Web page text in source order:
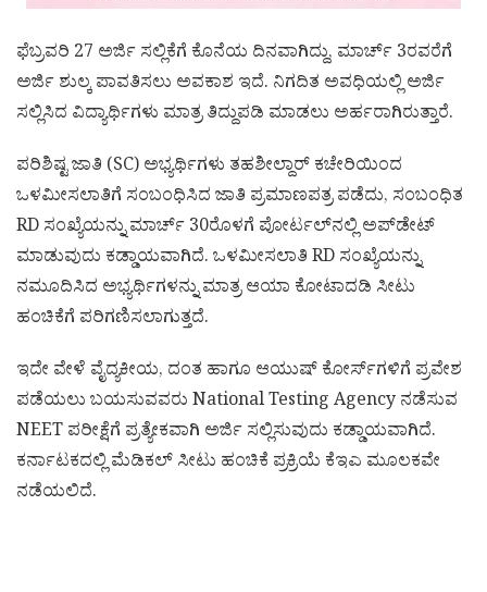
ಫೆಬ್ರವರಿ 27 ಅರ್ಜಿ ಸಲ್ಲಿಕೆಗೆ ಕೊನೆಯ ದಿನವಾಗಿದ್ದು, ಮಾರ್ಚ್ 3ರವರೆಗೆ
ಅರ್ಜಿ ಶುಲ್ಕ ಪಾವತಿಸಲು ಅವಕಾಶ ಇದೆ. ನಿಗದಿತ ಅವಧಿಯಲ್ಲಿ ಅರ್ಜಿ
ಸಲ್ಲಿಸಿದ ವಿದ್ಯಾರ್ಥಿಗಳು ಮಾತ್ರ ತಿದ್ದುಪಡಿ ಮಾಡಲು ಅರ್ಹರಾಗಿರುತ್ತಾರೆ.
ಪರಿಶಿಷ್ಟ ಜಾತಿ (SC) ಅಭ್ಯರ್ಥಿಗಳು ತಹಶೀಲ್ದಾರ್ ಕಚೇರಿಯಿಂದ
ಒಳಮೀಸಲಾತಿಗೆ ಸಂಬಂಧಿಸಿದ ಜಾತಿ ಪ್ರಮಾಣಪತ್ರ ಪಡೆದು, ಸಂಬಂಧಿತ
RD ಸಂಖ್ಯೆಯನ್ನು ಮಾರ್ಚ್ 30ರೊಳಗೆ ಪೋರ್ಟಲ್‌ನಲ್ಲಿ ಅಪ್‌ಡೇಟ್
ಮಾಡುವುದು ಕಡ್ಡಾಯವಾಗಿದೆ. ಒಳಮೀಸಲಾತಿ RD ಸಂಖ್ಯೆಯನ್ನು
ನಮೂದಿಸಿದ ಅಭ್ಯರ್ಥಿಗಳನ್ನು ಮಾತ್ರ ಆಯಾ ಕೋಟಾದಡಿ ಸೀಟು
ಹಂಚಿಕೆಗೆ ಪರಿಗಣಿಸಲಾಗುತ್ತದೆ.
ಇದೇ ವೇಳೆ ವೈದ್ಯಕೀಯ, ದಂತ ಹಾಗೂ ಆಯುಷ್ ಕೋರ್ಸ್‌ಗಳಿಗೆ ಪ್ರವೇಶ
ಪಡೆಯಲು ಬಯಸುವವರು National Testing Agency ನಡೆಸುವ
NEET ಪರೀಕ್ಷೆಗೆ ಪ್ರತ್ಯೇಕವಾಗಿ ಅರ್ಜಿ ಸಲ್ಲಿಸುವುದು ಕಡ್ಡಾಯವಾಗಿದೆ.
ಕರ್ನಾಟಕದಲ್ಲಿ ಮೆಡಿಕಲ್ ಸೀಟು ಹಂಚಿಕೆ ಪ್ರಕ್ರಿಯೆ ಕೆಇಎ ಮೂಲಕವೇ
ನಡೆಯಲಿದೆ.